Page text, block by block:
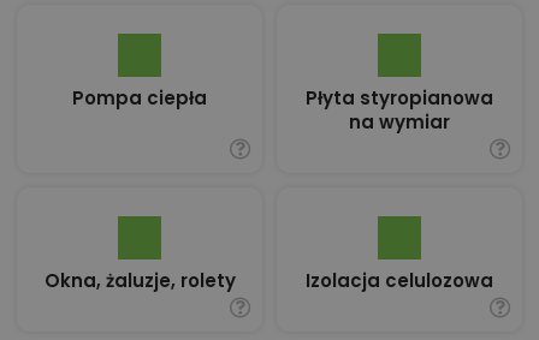
Pompa ciepła
Płyta styropianowa
na wymiar
Okna, żaluzje, rolety Izolacja celulozowa